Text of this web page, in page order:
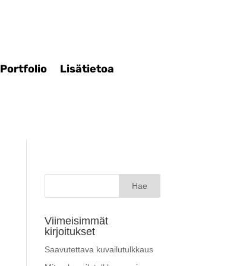
Portfolio Lisätietoa
Haku:
Viimeisimmät
kirjoitukset
Saavutettava kuvailutulkkaus